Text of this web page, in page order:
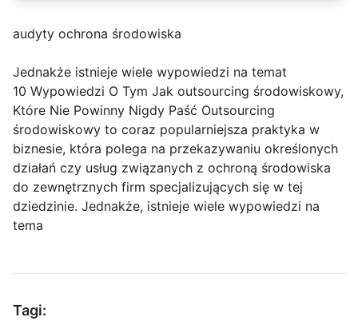
audyty ochrona środowiska
Jednakże istnieje wiele wypowiedzi na temat
10 Wypowiedzi O Tym Jak outsourcing środowiskowy,
Które Nie Powinny Nigdy Paść Outsourcing
środowiskowy to coraz popularniejsza praktyka w
biznesie, która polega na przekazywaniu określonych
działań czy usług związanych z ochroną środowiska
do zewnętrznych firm specjalizujących się w tej
dziedzinie. Jednakże, istnieje wiele wypowiedzi na
tema
Tagi: